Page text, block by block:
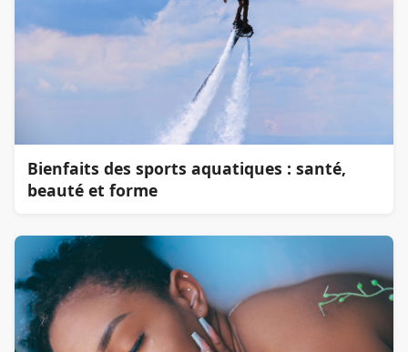
Bienfaits des sports aquatiques : santé,
beauté et forme